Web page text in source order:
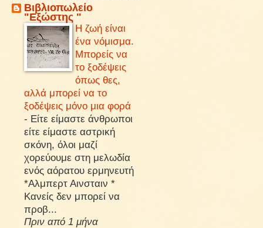
Βιβλιοπωλείο
"Εξώστης "
Η ζωή είναι
ένα νόμισμα.
Μπορείς να
το ξοδέψεις
όπως θες,
αλλά μπορεί να το
ξοδέψεις μόνο μια φορά
- Είτε είμαστε άνθρωποι
είτε είμαστε αστρική
σκόνη, όλοι μαζί
χορεύουμε στη μελωδία
ενός αόρατου ερμηνευτή
*Αλμπερτ Αινσταιν *
Κανείς δεν μπορεί να
προβ...
Πριν από 1 μήνα